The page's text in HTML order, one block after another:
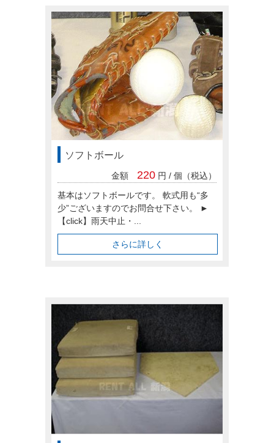
ソフトボール
金額 220 円 / 個（税込）
基本はソフトボールです。 軟式用も“多
少”ございますのでお問合せ下さい。 ►
【click】雨天中止・...
さらに詳しく